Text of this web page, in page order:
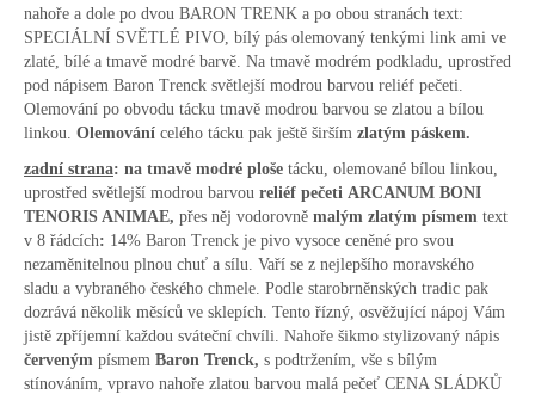
nahoře a dole po dvou BARON TRENK a po obou stranách text:
SPECIÁLNÍ SVĚTLÉ PIVO, bílý pás olemovaný tenkými link ami ve
zlaté, bílé a tmavě modré barvě. Na tmavě modrém podkladu, uprostřed
pod nápisem Baron Trenck světlejší modrou barvou reliéf pečeti.
Olemování po obvodu tácku tmavě modrou barvou se zlatou a bílou
linkou. Olemování celého tácku pak ještě širším zlatým páskem.
zadní strana: na tmavě modré ploše tácku, olemované bílou linkou,
uprostřed světlejší modrou barvou reliéf pečeti ARCANUM BONI
TENORIS ANIMAE, přes něj vodorovně malým zlatým písmem text
v 8 řádcích: 14% Baron Trenck je pivo vysoce ceněné pro svou
nezaměnitelnou plnou chuť a sílu. Vaří se z nejlepšího moravského
sladu a vybraného českého chmele. Podle starobrněnských tradic pak
dozrává několik měsíců ve sklepích. Tento řízný, osvěžující nápoj Vám
jistě zpříjemní každou sváteční chvíli. Nahoře šikmo stylizovaný nápis
červeným písmem Baron Trenck, s podtržením, vše s bílým
stínováním, vpravo nahoře zlatou barvou malá pečeť CENA SLÁDKŮ